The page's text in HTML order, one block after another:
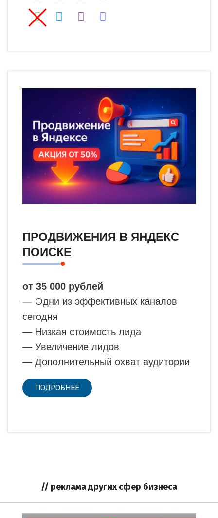
ПРОДВИЖЕНИЯ В ЯНДЕКС
ПОИСКЕ
от 35 000 рублей
— Одни из эффективных каналов
сегодня
— Низкая стоимость лида
— Увеличение лидов
— Дополнительный охват аудитории
ПОДРОБНЕЕ
// реклама других сфер бизнеса